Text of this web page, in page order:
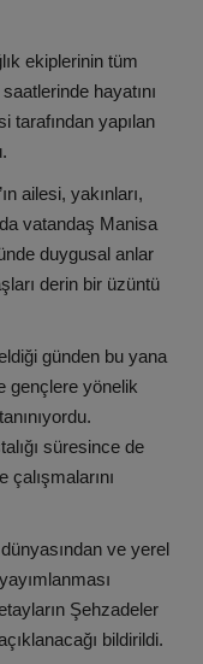
ekiplerinin tüm
hayatını
tarafından yapılan
ailesi, yakınları,
vatandaş Manisa
duygusal anlar
derin bir üzüntü
günden bu yana
gençlere yönelik
süresince de
ve yerel
Şehzadeler
bildirildi.